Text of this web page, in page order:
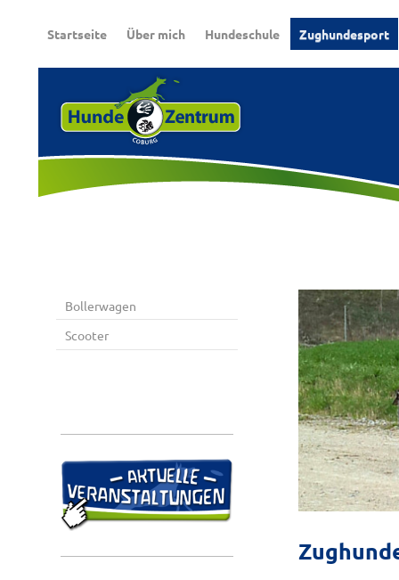
Startseite Über mich Hundeschule Zughundesport
Bollerwagen
Scooter